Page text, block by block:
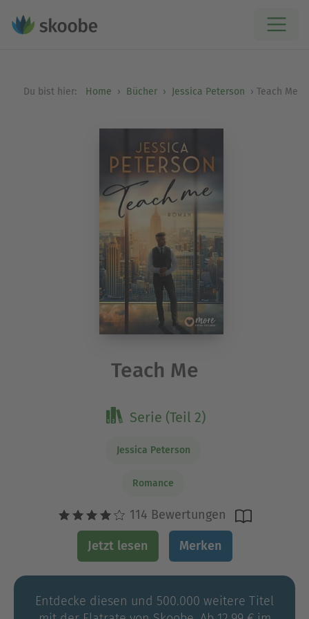
Du bist hier: Home Bücher Jessica Peterson Teach Me
Teach Me
Serie (Teil 2)
Jessica Peterson
Romance
114 Bewertungen
Jetzt lesen Merken
Entdecke diesen und 500.000 weitere Titel